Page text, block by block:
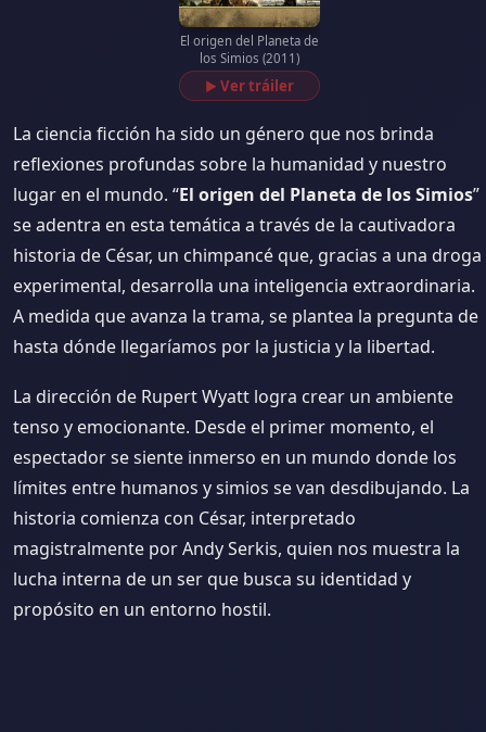
El origen del Planeta de
los Simios (2011)
▶ Ver tráiler
La ciencia ficción ha sido un género que nos brinda
reflexiones profundas sobre la humanidad y nuestro
lugar en el mundo. “El origen del Planeta de los Simios”
se adentra en esta temática a través de la cautivadora
historia de César, un chimpancé que, gracias a una droga
experimental, desarrolla una inteligencia extraordinaria.
A medida que avanza la trama, se plantea la pregunta de
hasta dónde llegaríamos por la justicia y la libertad.
La dirección de Rupert Wyatt logra crear un ambiente
tenso y emocionante. Desde el primer momento, el
espectador se siente inmerso en un mundo donde los
límites entre humanos y simios se van desdibujando. La
historia comienza con César, interpretado
magistralmente por Andy Serkis, quien nos muestra la
lucha interna de un ser que busca su identidad y
propósito en un entorno hostil.